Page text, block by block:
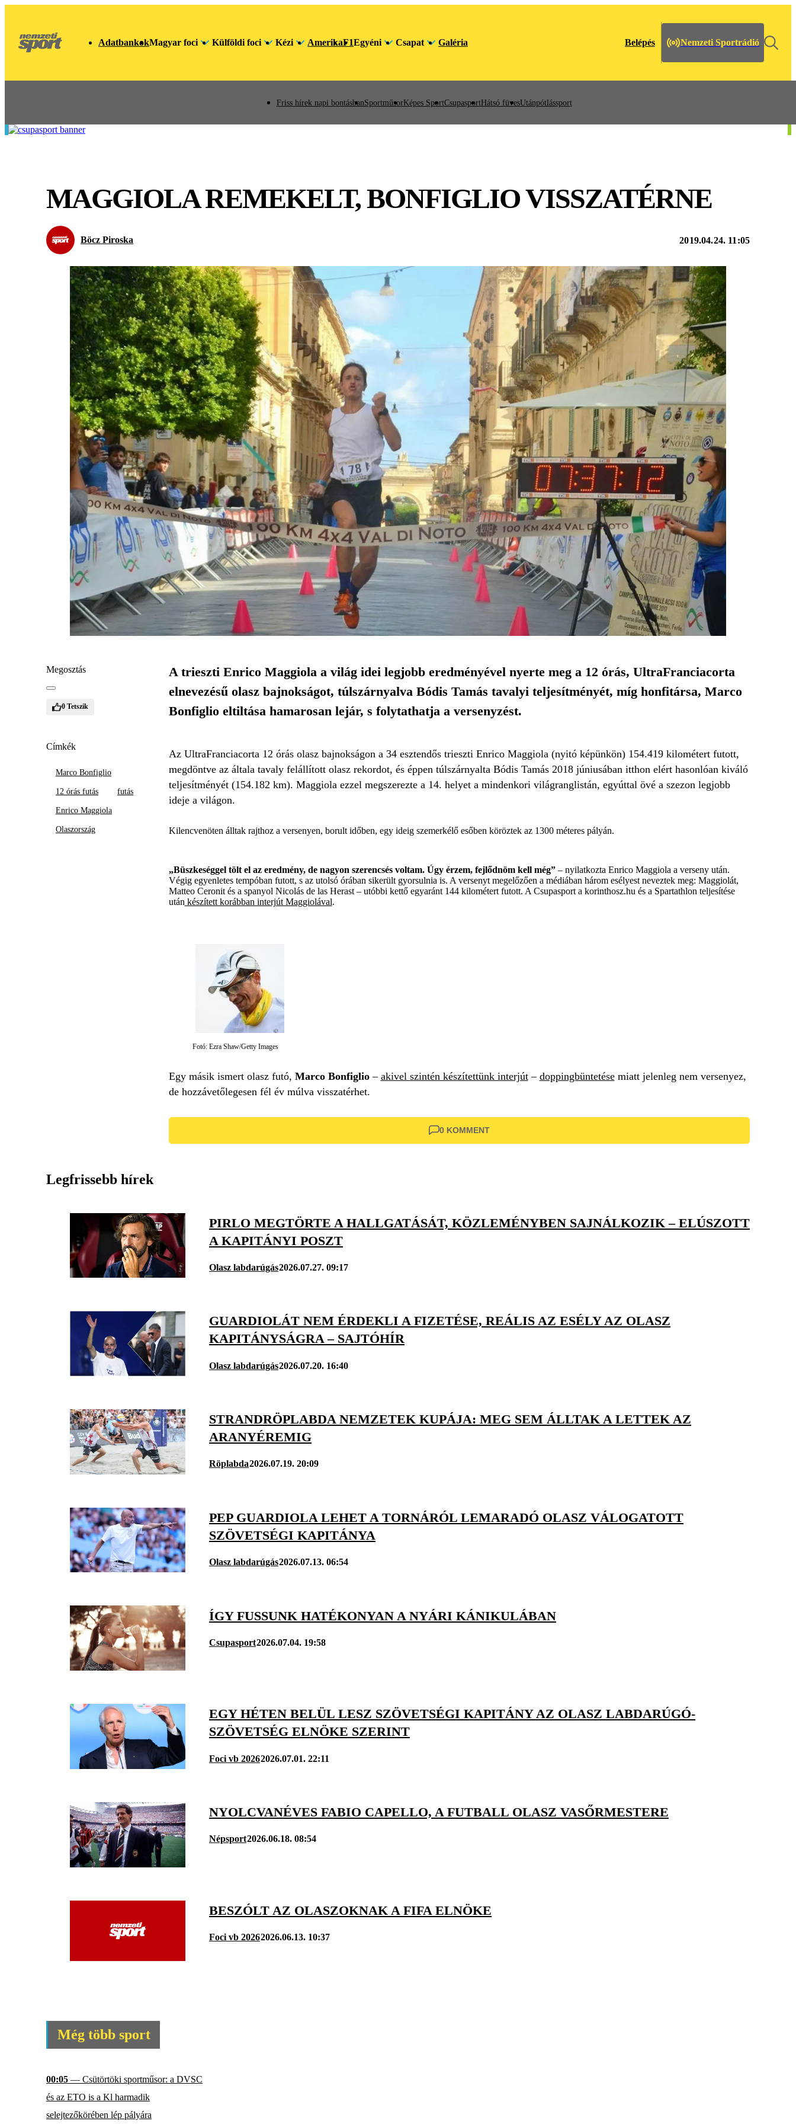
AdatbankokMagyar foci Külföldi foci Kézi AmerikaF1Egyéni Csapat Galéria Belépés Nemzeti Sportrádió
Friss hírek napi bontásbanSportműsorKépes SportCsupasportHátsó füvesUtánpótlássport
MAGGIOLA REMEKELT, BONFIGLIO VISSZATÉRNE
Böcz Piroska 2019.04.24. 11:05
Megosztás
0 Tetszik
Címkék
Marco Bonfiglio
12 órás futás futás
Enrico Maggiola
Olaszország
A trieszti Enrico Maggiola a világ idei legjobb eredményével nyerte meg a 12 órás, UltraFranciacorta
elnevezésű olasz bajnokságot, túlszárnyalva Bódis Tamás tavalyi teljesítményét, míg honfitársa, Marco
Bonfiglio eltiltása hamarosan lejár, s folytathatja a versenyzést.
Az UltraFranciacorta 12 órás olasz bajnokságon a 34 esztendős trieszti Enrico Maggiola (nyitó képünkön) 154.419 kilométert futott,
megdöntve az általa tavaly felállított olasz rekordot, és éppen túlszárnyalta Bódis Tamás 2018 júniusában itthon elért hasonlóan kiváló
teljesítményét (154.182 km). Maggiola ezzel megszerezte a 14. helyet a mindenkori világranglistán, egyúttal övé a szezon legjobb
ideje a világon.
Kilencvenöten álltak rajthoz a versenyen, borult időben, egy ideig szemerkélő esőben köröztek az 1300 méteres pályán.
„Büszkeséggel tölt el az eredmény, de nagyon szerencsés voltam. Úgy érzem, fejlődnöm kell még”– nyilatkozta Enrico Maggiola a verseny után.
Végig egyenletes tempóban futott, s az utolsó órában sikerült gyorsulnia is. A versenyt megelőzően a médiában három esélyest neveztek meg: Maggiolát,
Matteo Ceronit és a spanyol Nicolás de las Herast – utóbbi kettő egyaránt 144 kilométert futott. A Csupasport a korinthosz.hu és a Spartathlon teljesítése
után készített korábban interjút Maggiolával.
Fotó: Ezra Shaw/Getty Images
Egy másik ismert olasz futó, Marco Bonfiglio– akivel szintén készítettünk interjút– doppingbüntetésemiatt jelenleg nem versenyez,
de hozzávetőlegesen fél év múlva visszatérhet.
0 KOMMENT
Legfrissebb hírek
PIRLO MEGTÖRTE A HALLGATÁSÁT, KÖZLEMÉNYBEN SAJNÁLKOZIK – ELÚSZOTT
A KAPITÁNYI POSZT
Olasz labdarúgás2026.07.27. 09:17
GUARDIOLÁT NEM ÉRDEKLI A FIZETÉSE, REÁLIS AZ ESÉLY AZ OLASZ
KAPITÁNYSÁGRA – SAJTÓHÍR
Olasz labdarúgás2026.07.20. 16:40
STRANDRÖPLABDA NEMZETEK KUPÁJA: MEG SEM ÁLLTAK A LETTEK AZ
ARANYÉREMIG
Röplabda2026.07.19. 20:09
PEP GUARDIOLA LEHET A TORNÁRÓL LEMARADÓ OLASZ VÁLOGATOTT
SZÖVETSÉGI KAPITÁNYA
Olasz labdarúgás2026.07.13. 06:54
ÍGY FUSSUNK HATÉKONYAN A NYÁRI KÁNIKULÁBAN
Csupasport2026.07.04. 19:58
EGY HÉTEN BELÜL LESZ SZÖVETSÉGI KAPITÁNY AZ OLASZ LABDARÚGÓ-
SZÖVETSÉG ELNÖKE SZERINT
Foci vb 20262026.07.01. 22:11
NYOLCVANÉVES FABIO CAPELLO, A FUTBALL OLASZ VASŐRMESTERE
Népsport2026.06.18. 08:54
BESZÓLT AZ OLASZOKNAK A FIFA ELNÖKE
Foci vb 20262026.06.13. 10:37
Még több sport
00:05 — Csütörtöki sportműsor: a DVSC
és az ETO is a Kl harmadik
selejtezőkörében lép pályára